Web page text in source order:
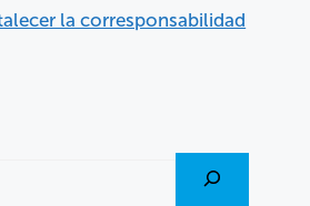
la corresponsabilidad